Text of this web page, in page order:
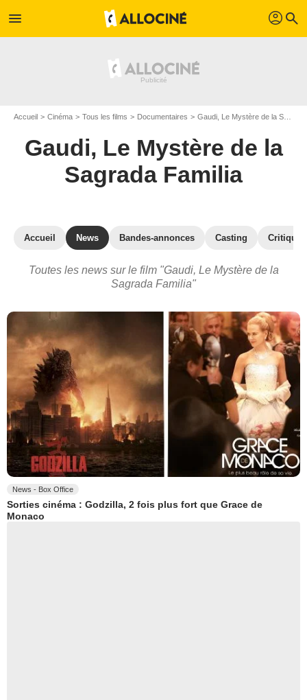
menu profil search
Accueil Cinéma Tous les films Documentaires Gaudi, Le Mystère de la Sagrada Familia
Gaudi, Le Mystère de la
Sagrada Familia
Accueil News Bandes-annonces Casting
Toutes les news sur le film "Gaudi, Le Mystère de la
Sagrada Familia"
News - Box Office
Sorties cinéma : Godzilla, 2 fois plus fort que Grace de
Monaco